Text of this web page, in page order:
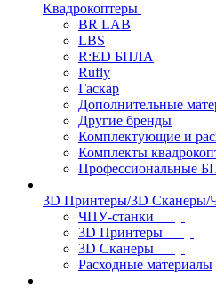
Квадрокоптеры
BR LAB
LBS
R:ED БПЛА
Rufly
Гаскар
Дополнительные
Другие бренды
Комплектующие и
Комплекты
Профессиональные
3D Принтеры/3D Сканеры/
ЧПУ-станки
3D Принтеры
3D Сканеры
Расходные материалы